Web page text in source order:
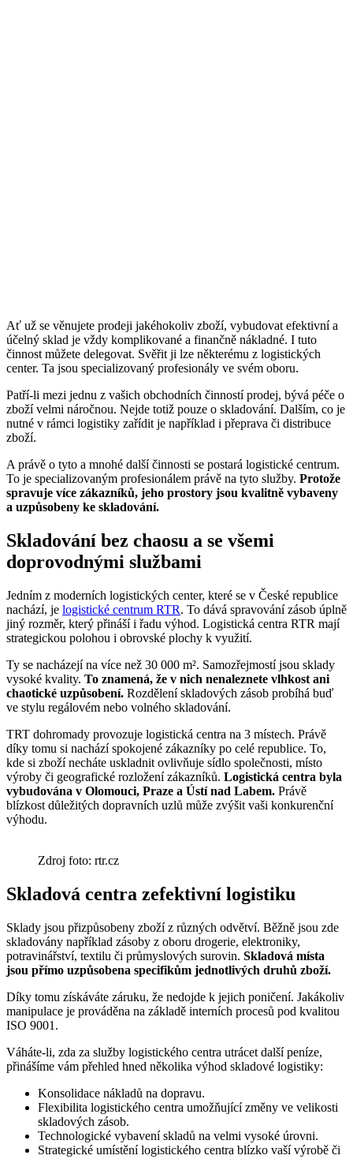
Ať už se věnujete prodeji jakéhokoliv zboží, vybudovat efektivní a
účelný sklad je vždy komplikované a finančně nákladné. I tuto
činnost můžete delegovat. Svěřit ji lze některému z logistických
center. Ta jsou specializovaný profesionály ve svém oboru.
Patří-li mezi jednu z vašich obchodních činností prodej, bývá péče o
zboží velmi náročnou. Nejde totiž pouze o skladování. Dalším, co je
nutné v rámci logistiky zařídit je například i přeprava či distribuce
zboží.
A právě o tyto a mnohé další činnosti se postará logistické centrum.
To je specializovaným profesionálem právě na tyto služby. Protože
spravuje více zákazníků, jeho prostory jsou kvalitně vybaveny
a uzpůsobeny ke skladování.
Skladování bez chaosu a se všemi
doprovodnými službami
Jedním z moderních logistických center, které se v České republice
nachází, je logistické centrum RTR. To dává spravování zásob úplně
jiný rozměr, který přináší i řadu výhod. Logistická centra RTR mají
strategickou polohou i obrovské plochy k využití.
Ty se nacházejí na více než 30 000 m². Samozřejmostí jsou sklady
vysoké kvality. To znamená, že v nich nenaleznete vlhkost ani
chaotické uzpůsobení. Rozdělení skladových zásob probíhá buď
ve stylu regálovém nebo volného skladování.
TRT dohromady provozuje logistická centra na 3 místech. Právě
díky tomu si nachází spokojené zákazníky po celé republice. To,
kde si zboží necháte uskladnit ovlivňuje sídlo společnosti, místo
výroby či geografické rozložení zákazníků. Logistická centra byla
vybudována v Olomouci, Praze a Ústí nad Labem. Právě
blízkost důležitých dopravních uzlů může zvýšit vaši konkurenční
výhodu.
Zdroj foto: rtr.cz
Skladová centra zefektivní logistiku
Sklady jsou přizpůsobeny zboží z různých odvětví. Běžně jsou zde
skladovány například zásoby z oboru drogerie, elektroniky,
potravinářství, textilu či průmyslových surovin. Skladová místa
jsou přímo uzpůsobena specifikům jednotlivých druhů zboží.
Díky tomu získáváte záruku, že nedojde k jejich poničení. Jakákoliv
manipulace je prováděna na základě interních procesů pod kvalitou
ISO 9001.
Váháte-li, zda za služby logistického centra utrácet další peníze,
přinášíme vám přehled hned několika výhod skladové logistiky:
Konsolidace nákladů na dopravu.
Flexibilita logistického centra umožňující změny ve velikosti
skladových zásob.
Technologické vybavení skladů na velmi vysoké úrovni.
Strategické umístění logistického centra blízko vaší výrobě či